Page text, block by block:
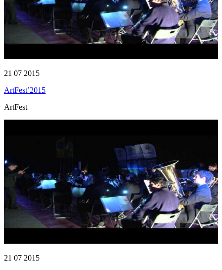
21 07 2015
ArtFest’2015
ArtFest
21 07 2015